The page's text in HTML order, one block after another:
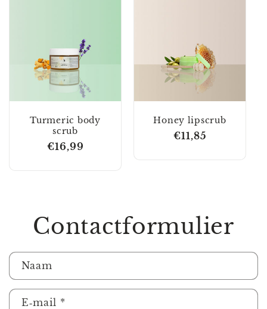
Turmeric body
scrub
Normale
€16,99
Honey lipscrub
Normale
€11,85
Contactformulier
Naam
E‑mail *